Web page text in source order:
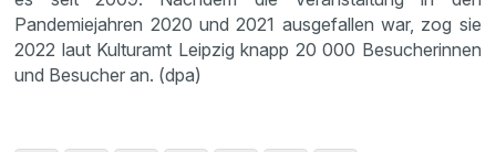
Pandemiejahren 2020 und 2021 ausgefallen war, zog sie
2022 laut Kulturamt Leipzig knapp 20 000 Besucherinnen
und Besucher an. (dpa)